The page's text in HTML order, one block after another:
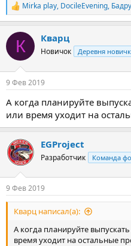
Р
е
к
и
Mirka play, DocileEvening,
К Кварц
Новичок Деревня
9 Фев 2019
А когда планируйте
или время уходит на
EGProject
Разработчик Команда
9 Фев 2019
Кварц написал(а):
А когда планируйте
время уходит на остальные